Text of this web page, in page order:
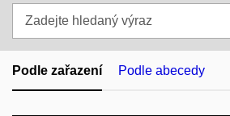
hledaný
výraz
Podle zařazení Podle abecedy